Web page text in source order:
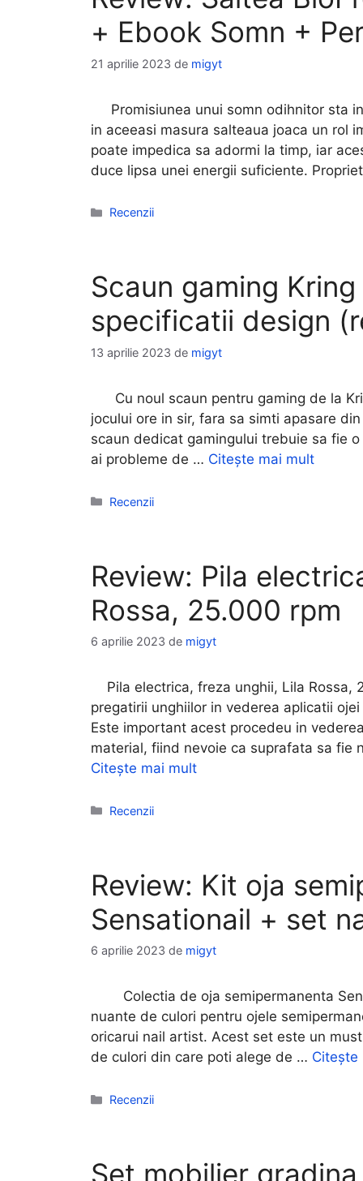
+ Ebook Somn +
21 aprilie 2023 de migyt
Promisiunea unui somn odihnitor sta
in aceeasi masura salteaua joaca un rol
poate impedica sa adormi la timp, iar
duce lipsa unei energii suficiente.
Categorii
Recenzii
Scaun gaming
specificatii design
13 aprilie 2023 de migyt
Cu noul scaun pentru gaming de la
jocului ore in sir, fara sa simti apasare
scaun dedicat gamingului trebuie sa fie
ai probleme de … Citește mai mult
Categorii
Recenzii
Review: Pila
Rossa, 25.000 rpm
6 aprilie 2023 de migyt
Pila electrica, freza unghii, Lila Rossa,
pregatirii unghiilor in vederea aplicatii
Este important acest procedeu in
material, fiind nevoie ca suprafata sa
Citește mai mult
Categorii
Recenzii
Review: Kit oja
Sensationail + set
6 aprilie 2023 de migyt
Colectia de oja semipermanenta
nuante de culori pentru ojele
oricarui nail artist. Acest set este un
de culori din care poti alege de … Citește
Categorii
Recenzii
Set mobilier